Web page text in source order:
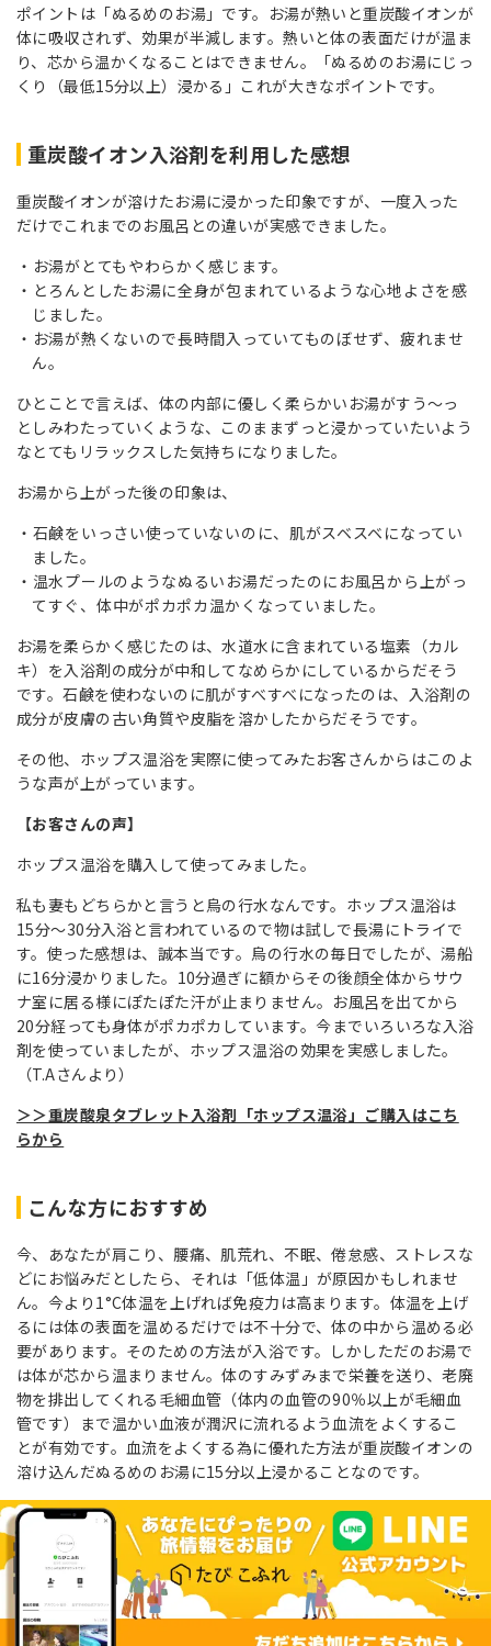
ポイントは「ぬるめのお湯」です。お湯が熱いと重炭酸イオンが
体に吸収されず、効果が半減します。熱いと体の表面だけが温ま
り、芯から温かくなることはできません。「ぬるめのお湯にじっ
くり（最低15分以上）浸かる」これが大きなポイントです。
重炭酸イオン入浴剤を利用した感想
重炭酸イオンが溶けたお湯に浸かった印象ですが、一度入った
だけでこれまでのお風呂との違いが実感できました。
お湯がとてもやわらかく感じます。
とろんとしたお湯に全身が包まれているような心地よさを感
じました。
お湯が熱くないので長時間入っていてものぼせず、疲れませ
ん。
ひとことで言えば、体の内部に優しく柔らかいお湯がすう～っ
としみわたっていくような、このままずっと浸かっていたいよう
なとてもリラックスした気持ちになりました。
お湯から上がった後の印象は、
石鹸をいっさい使っていないのに、肌がスベスベになってい
ました。
温水プールのようなぬるいお湯だったのにお風呂から上がっ
てすぐ、体中がポカポカ温かくなっていました。
お湯を柔らかく感じたのは、水道水に含まれている塩素（カル
キ）を入浴剤の成分が中和してなめらかにしているからだそう
です。石鹸を使わないのに肌がすべすべになったのは、入浴剤の
成分が皮膚の古い角質や皮脂を溶かしたからだそうです。
その他、ホップス温浴を実際に使ってみたお客さんからはこのよ
うな声が上がっています。
【お客さんの声】
ホップス温浴を購入して使ってみました。
私も妻もどちらかと言うと烏の行水なんです。ホップス温浴は
15分～30分入浴と言われているので物は試しで長湯にトライで
す。使った感想は、誠本当です。烏の行水の毎日でしたが、湯船
に16分浸かりました。10分過ぎに額からその後顔全体からサウ
ナ室に居る様にぽたぽた汗が止まりません。お風呂を出てから
20分経っても身体がポカポカしています。今までいろいろな入浴
剤を使っていましたが、ホップス温浴の効果を実感しました。
（T.Aさんより）
＞＞重炭酸泉タブレット入浴剤「ホップス温浴」ご購入はこち
らから
こんな方におすすめ
今、あなたが肩こり、腰痛、肌荒れ、不眠、倦怠感、ストレスな
どにお悩みだとしたら、それは「低体温」が原因かもしれませ
ん。今より1°C体温を上げれば免疫力は高まります。体温を上げ
るには体の表面を温めるだけでは不十分で、体の中から温める必
要があります。そのための方法が入浴です。しかしただのお湯で
は体が芯から温まりません。体のすみずみまで栄養を送り、老廃
物を排出してくれる毛細血管（体内の血管の90％以上が毛細血
管です）まで温かい血液が潤沢に流れるよう血流をよくするこ
とが有効です。血流をよくする為に優れた方法が重炭酸イオンの
溶け込んだぬるめのお湯に15分以上浸かることなのです。